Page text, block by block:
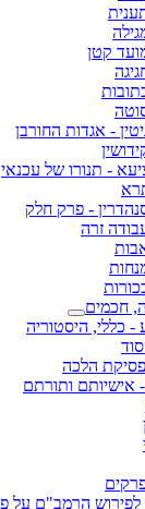
קטן
- אגדות החורבן
- תנורו של עכנאי
- פרק חלק
זרה
חכמים
כללי, היסטוריה
הלכה
אישיותם ותורתם
הרמב"ם על